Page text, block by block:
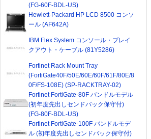
(FG-60F-BDL-US)
Hewlett-Packard HP LCD 8500 コンソ
ール (AF642A)
IBM Flex System コンソール・ブレイ
クアウト・ケーブル (81Y5286)
Fortinet Rack Mount Tray
(FortiGate40F/50E/60E/60F/61F/80E/8
0F/FS-108E) (SP-RACKTRAY-02)
Fortinet FortiGate-80F バンドルモデル
(初年度先出しセンドバック保守付)
(FG-80F-BDL-US)
Fortinet FortiGate-100F バンドルモデ
ル (初年度先出しセンドバック保守付)